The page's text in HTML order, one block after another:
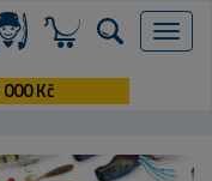
Menu
Kč